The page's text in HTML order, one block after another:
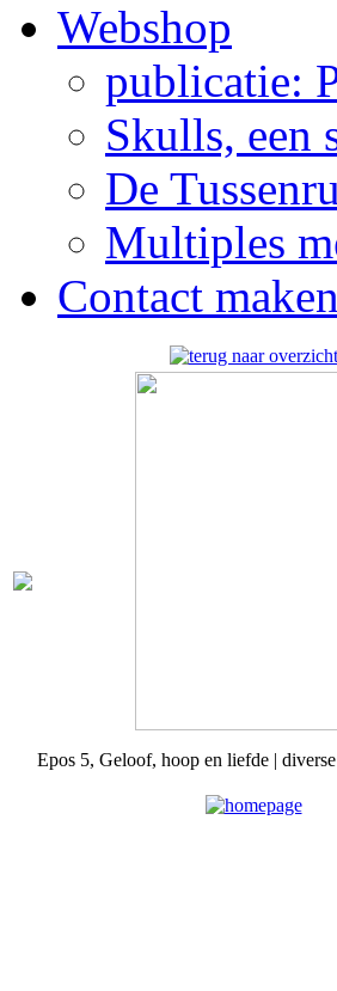
Webshop
publicatie:
Skulls, een
De
Multiples
Contact maken
Epos 5, Geloof, hoop en liefde |